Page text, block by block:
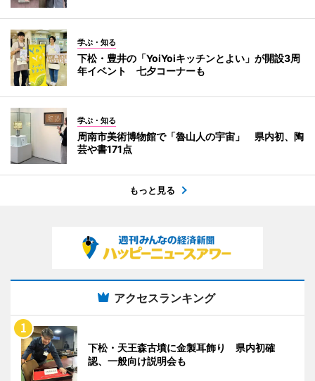
学ぶ・知る
下松・豊井の「YoiYoiキッチンとよい」が開設3周
年イベント 七夕コーナーも
学ぶ・知る
周南市美術博物館で「魯山人の宇宙」 県内初、陶
芸や書171点
もっと見る
アクセスランキング
下松・天王森古墳に金製耳飾り 県内初確
認、一般向け説明会も